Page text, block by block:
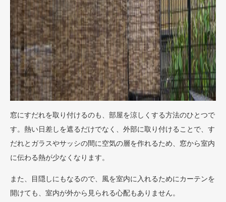
窓にすだれを取り付けるのも、部屋を涼しくする方法のひとつで
す。熱い日差しを遮るだけでなく、外部に取り付けることで、す
だれとガラスやサッシの間に空気の層を作れるため、窓から室内
に伝わる熱が少なくなります。
また、目隠しにもなるので、風を室内に入れるためにカーテンを
開けても、室内が外から見られる心配もありません。